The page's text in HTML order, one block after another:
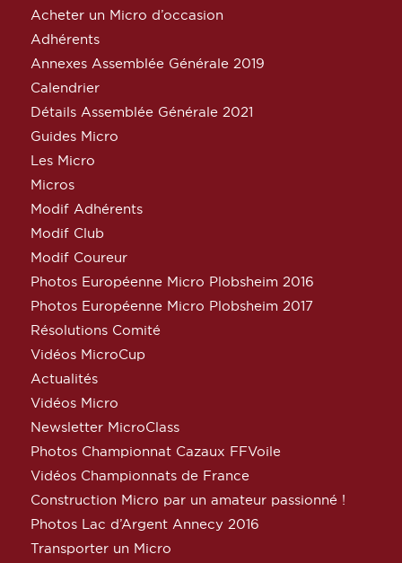
Acheter un Micro d’occasion
Adhérents
Annexes Assemblée Générale 2019
Calendrier
Détails Assemblée Générale 2021
Guides Micro
Les Micro
Micros
Modif Adhérents
Modif Club
Modif Coureur
Photos Européenne Micro Plobsheim 2016
Photos Européenne Micro Plobsheim 2017
Résolutions Comité
Vidéos MicroCup
Actualités
Vidéos Micro
Newsletter MicroClass
Photos Championnat Cazaux FFVoile
Vidéos Championnats de France
Construction Micro par un amateur passionné !
Photos Lac d’Argent Annecy 2016
Transporter un Micro